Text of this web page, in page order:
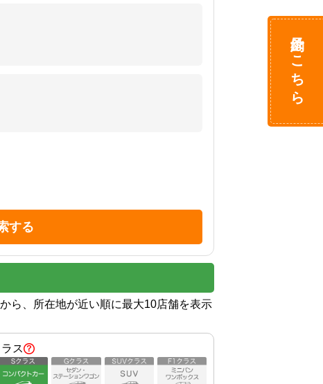
する
ら、所在地が近い順に最大10店舗を表示
ス
予約はこちら